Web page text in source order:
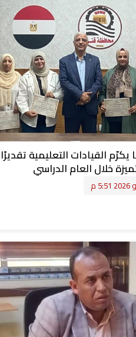
القيادات التعليمية تقديرًا
خلال العام الدراسي